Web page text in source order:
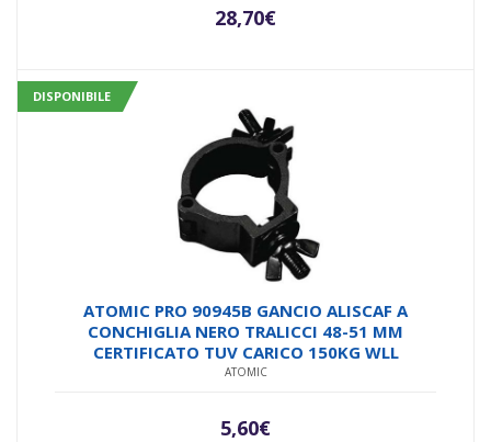
28,70€
DISPONIBILE
ATOMIC PRO 90945B GANCIO ALISCAF A
CONCHIGLIA NERO TRALICCI 48-51 MM
CERTIFICATO TUV CARICO 150KG WLL
ATOMIC
5,60€